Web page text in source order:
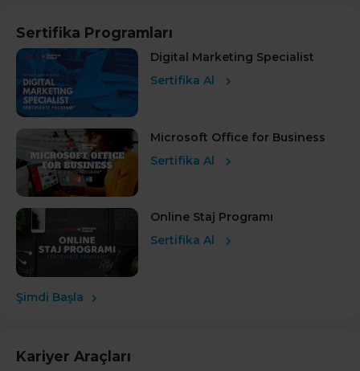
Sertifika Programları
Digital Marketing Specialist
Sertifika Al
Microsoft Office for Business
Sertifika Al
Online Staj Programı
Sertifika Al
Şimdi Başla
Kariyer Araçları